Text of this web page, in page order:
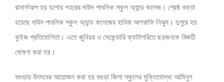
রানার্সআপ হয় যশোর শহরের দাউদ পাবলিক স্কুল অ্যান্ড কলেজ। শ্রেষ্ঠ বক্তা
হয়েছে দাউদ পাবলিক স্কুল অ্যান্ড কলেজের হাবিবা আশরাফি নিঝুম। দুপুরে হয়
কুইজ প্রতিযোগিতা। এতে জুনিয়র ও সেকেন্ডারি ক্যাটাগরিতে ছয়জনকে বিজয়ী
ঘোষণা করা হয়।
বগুড়ায় উৎসবের আয়োজন করা হয় বগুড়া জিলা স্কুলের মুক্তিযোদ্ধা আমিনুল